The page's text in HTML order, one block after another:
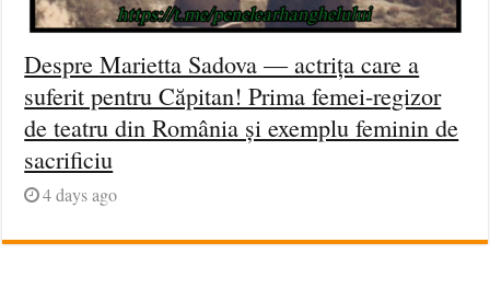
Despre Marietta Sadova — actrița care a
suferit pentru Căpitan! Prima femei-regizor
de teatru din România și exemplu feminin de
sacrificiu
4 days ago